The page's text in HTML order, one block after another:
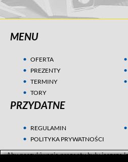
MENU
OFERTA
PREZENTY
TERMINY
TORY
PRZYDATNE
REGULAMIN
POLITYKA PRYWATNOŚCI
Aby poszukiwania prezentu były jeszcze